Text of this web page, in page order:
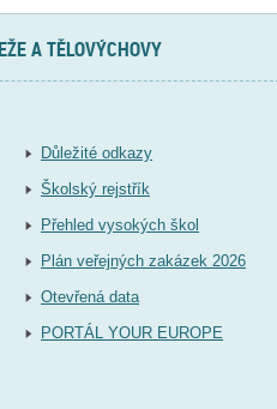
A TĚLOVÝCHOVY
Důležité odkazy
Školský rejstřík
Přehled vysokých škol
Plán veřejných zakázek 2026
Otevřená data
PORTÁL YOUR EUROPE